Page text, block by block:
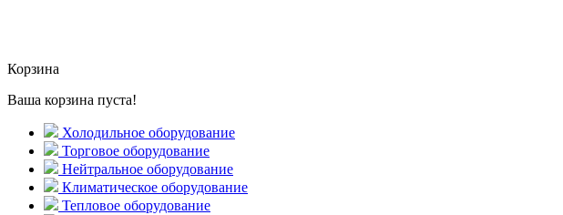
Корзина
Ваша корзина пуста!
Холодильное оборудование
Торговое оборудование
Нейтральное оборудование
Климатическое оборудование
Тепловое оборудование